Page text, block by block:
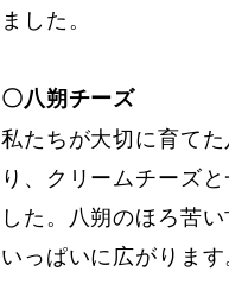
ました。
〇八朔チーズ
私たちが大切に育て
り、クリームチーズ
した。八朔のほろ苦
いっぱいに広がります